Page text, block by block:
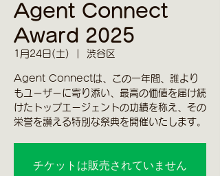
Agent Connect
Award 2025
1月24日(土) 渋谷区
Agent Connectは、この一年間、誰より
もユーザーに寄り添い、最高の価値を届け続
けたトップエージェントの功績を称え、その
栄誉を讃える特別な祭典を開催いたします。
チケットは販売されていません